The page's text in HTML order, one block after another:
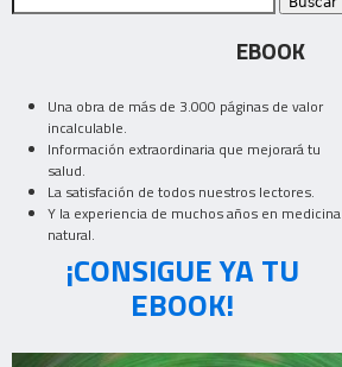
EBOOK
Una obra de más de 3.000 páginas de valor
incalculable.
Información extraordinaria que mejorará tu
salud.
La satisfación de todos nuestros lectores.
Y la experiencia de muchos años en medicina
natural.
¡CONSIGUE YA TU
EBOOK!